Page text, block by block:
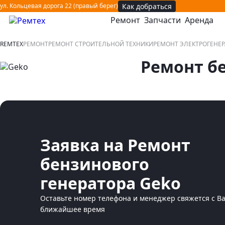
ул. Кольцевая дорога 22 (правый берег) Как добраться
открыть или закрыть навигационное меню
Ремонт Запчасти Аренда
REMTEXРЕМОНТРЕМОНТ СТРОИТЕЛЬНОЙ ТЕХНИКИРЕМОНТ
Ремонт
Заявка на Ремонт
бензинового
генератора Geko
Оставьте номер телефона и менеджер свяжется с
ближайшее время